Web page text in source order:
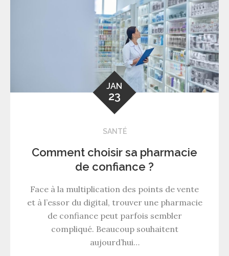
JAN
23
SANTÉ
Comment choisir sa pharmacie
de confiance ?
Face à la multiplication des points de vente
et à l’essor du digital, trouver une pharmacie
de confiance peut parfois sembler
compliqué. Beaucoup souhaitent
aujourd’hui…